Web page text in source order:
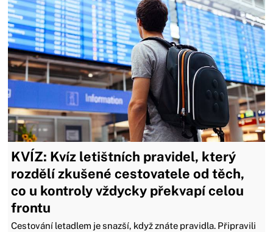
KVÍZ: Kvíz letištních pravidel, který
rozdělí zkušené cestovatele od těch,
co u kontroly vždycky překvapí celou
frontu
Cestování letadlem je snazší, když znáte pravidla. Připravili